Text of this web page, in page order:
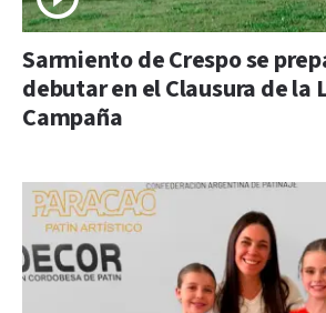
Sarmiento de Crespo se
debutar en el Clausura de la
Campaña